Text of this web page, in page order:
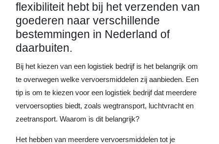
flexibiliteit hebt bij het verzenden van
goederen naar verschillende
bestemmingen in Nederland of
daarbuiten.
Bij het kiezen van een logistiek bedrijf is het belangrijk om
te overwegen welke vervoersmiddelen zij aanbieden. Een
tip is om te kiezen voor een logistiek bedrijf dat meerdere
vervoersopties biedt, zoals wegtransport, luchtvracht en
zeetransport. Waarom is dit belangrijk?
Het hebben van meerdere vervoersmiddelen tot je